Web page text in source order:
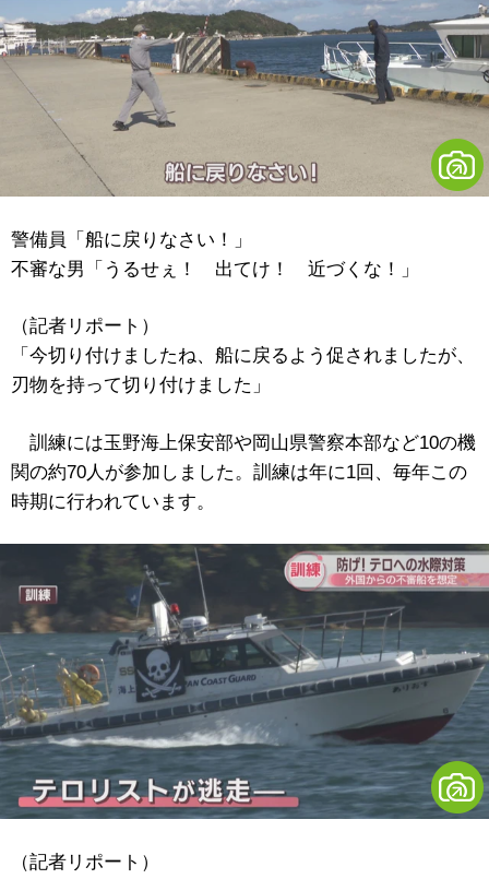
警備員「船に戻りなさい！」
不審な男「うるせぇ！ 出てけ！ 近づくな！」
（記者リポート）
「今切り付けましたね、船に戻るよう促されましたが、
刃物を持って切り付けました」
訓練には玉野海上保安部や岡山県警察本部など10の機
関の約70人が参加しました。訓練は年に1回、毎年この
時期に行われています。
（記者リポート）